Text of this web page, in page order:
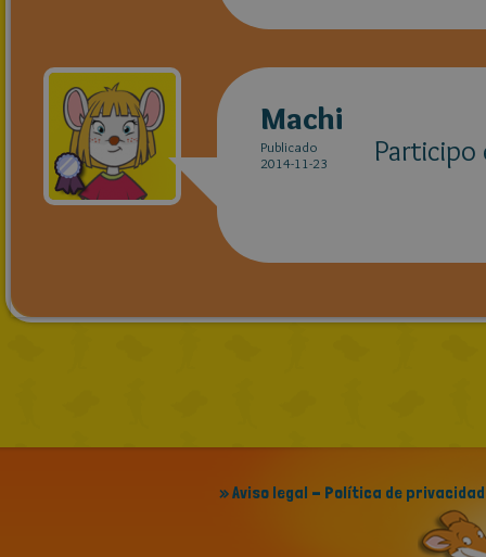
Machi
Publicado
2014-11-23
Participo
» Aviso legal - Política de privacidad